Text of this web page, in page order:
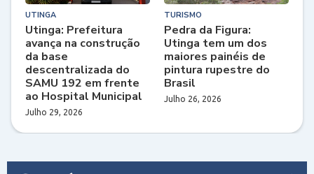
UTINGA
Utinga: Prefeitura
avança na construção
da base
descentralizada do
SAMU 192 em frente
ao Hospital Municipal
Julho 29, 2026
TURISMO
Pedra da Figura:
Utinga tem um dos
maiores painéis de
pintura rupestre do
Brasil
Julho 26, 2026